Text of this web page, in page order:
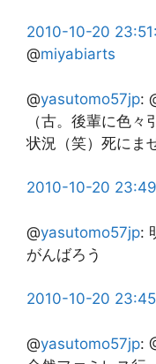
2010-10-20
@miyabiarts
@yasutomo57jp:
（古。後輩に色
状況（笑）死にま
2010-10-20
@yasutomo57jp:
がんばろう
2010-10-20
@yasutomo57jp: